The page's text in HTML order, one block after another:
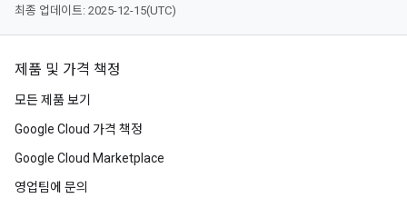
최종 업데이트: 2025-12-15(UTC)
제품 및 가격 책정
모든 제품 보기
Google Cloud 가격 책정
Google Cloud Marketplace
영업팀에 문의